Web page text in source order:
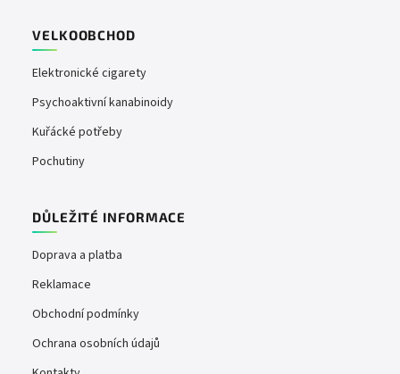
VELKOOBCHOD
Elektronické cigarety
Psychoaktivní kanabinoidy
Kuřácké potřeby
Pochutiny
DŮLEŽITÉ INFORMACE
Doprava a platba
Reklamace
Obchodní podmínky
Ochrana osobních údajů